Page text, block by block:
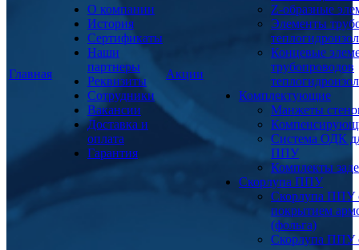
Главная
О компании
История
Сертификаты
Наши
партнеры
Реквизиты
Сотрудники
Вакансии
Доставка и
оплата
Гарантия
Акции
Z-образные
Элементы
Концевые
трубопроводов
Комплектующие
Манжеты
Система ОДК
ППУ
Комплекты
Скорлупа ППУ
Скорлупа ППУ
покрытием
(фольга)
Скорлупа ППУ